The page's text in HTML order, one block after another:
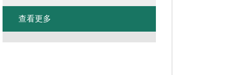
查看更多